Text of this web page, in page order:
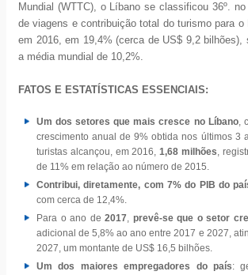
Mundial (WTTC), o Líbano se classificou 36º.
de viagens e contribuição total do turismo para
em 2016, em 19,4% (cerca de US$ 9,2 bilhões),
a média mundial de 10,2%.
FATOS E ESTATÍSTICAS ESSENCIAIS:
Um dos setores que mais cresce no Líbano,
crescimento anual de 9% obtida nos últimos 3
turistas alcançou, em 2016, 1,68 milhões,
de 11% em relação ao número de 2015.
Contribui, diretamente, com 7% do PIB do
com cerca de 12,4%.
Para o ano de 2017, prevê-se que o setor
adicional de 5,8% ao ano entre 2017 e 2027,
2027, um montante de US$ 16,5 bilhões.
Um dos maiores empregadores do país: